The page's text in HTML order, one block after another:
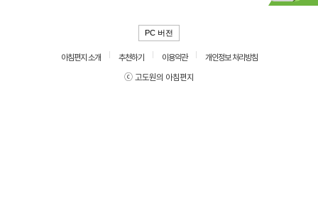
PC 버전
아침편지 소개 추천하기 이용약관
개인정보 처리방침
ⓒ 고도원의 아침편지